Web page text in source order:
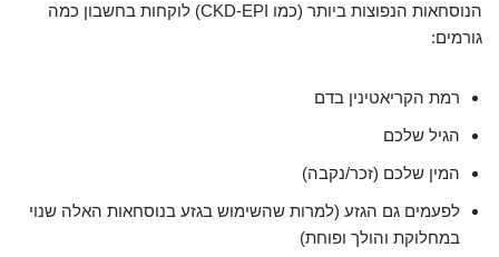
הנוסחאות הנפוצות ביותר (כמו CKD-EPI) לוקחות בחשבון כמה
גורמים:
רמת הקריאטינין בדם
הגיל שלכם
המין שלכם (זכר/נקבה)
לפעמים גם הגזע (למרות שהשימוש בגזע בנוסחאות האלה שנוי
במחלוקת והולך ופוחת)